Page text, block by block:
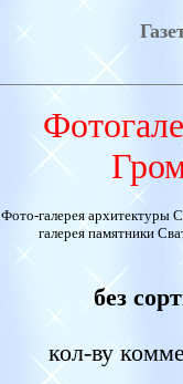
Фото-галерея архитектуры
галерея памятники
без
кол-ву